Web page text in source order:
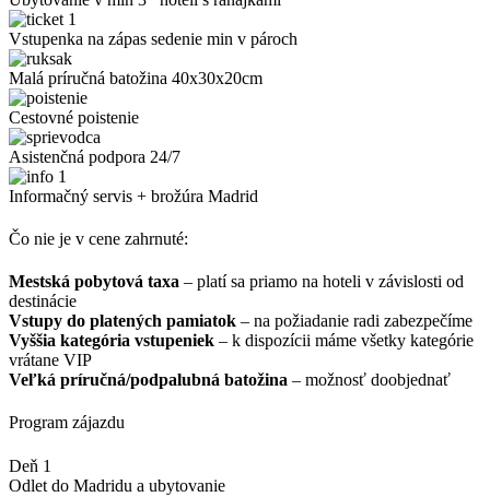
Vstupenka na zápas sedenie min v pároch
Malá príručná batožina 40x30x20cm
Cestovné poistenie
Asistenčná podpora 24/7
Informačný servis + brožúra Madrid
Čo nie je v cene zahrnuté:
Mestská pobytová taxa – platí sa priamo na hoteli v závislosti od
destinácie
Vstupy do platených pamiatok – na požiadanie radi zabezpečíme
Vyššia kategória vstupeniek – k dispozícii máme všetky kategórie
vrátane VIP
Veľká príručná/podpalubná batožina – možnosť doobjednať
Program zájazdu
Deň 1
Odlet do Madridu a ubytovanie